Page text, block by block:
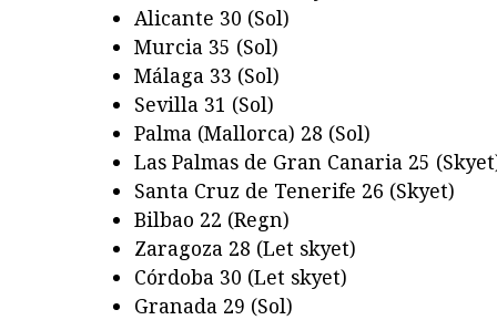
Alicante 30 (Sol)
Murcia 35 (Sol)
Málaga 33 (Sol)
Sevilla 31 (Sol)
Palma (Mallorca) 28 (Sol)
Las Palmas de Gran Canaria 25
Santa Cruz de Tenerife 26 (Skyet)
Bilbao 22 (Regn)
Zaragoza 28 (Let skyet)
Córdoba 30 (Let skyet)
Granada 29 (Sol)